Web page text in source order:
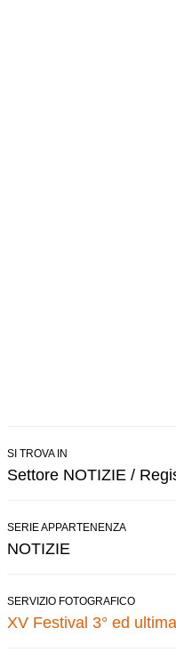
SI TROVA IN
Settore NOTIZIE /
SERIE APPARTENENZA
NOTIZIE
SERVIZIO FOTOGRAFICO
XV Festival 3° ed